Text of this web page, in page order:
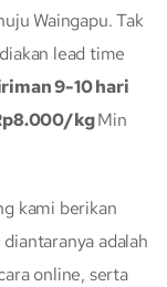
Waingapu. Tak
lead time
9-10 hari
kgMin
kami berikan
adalah
online, serta